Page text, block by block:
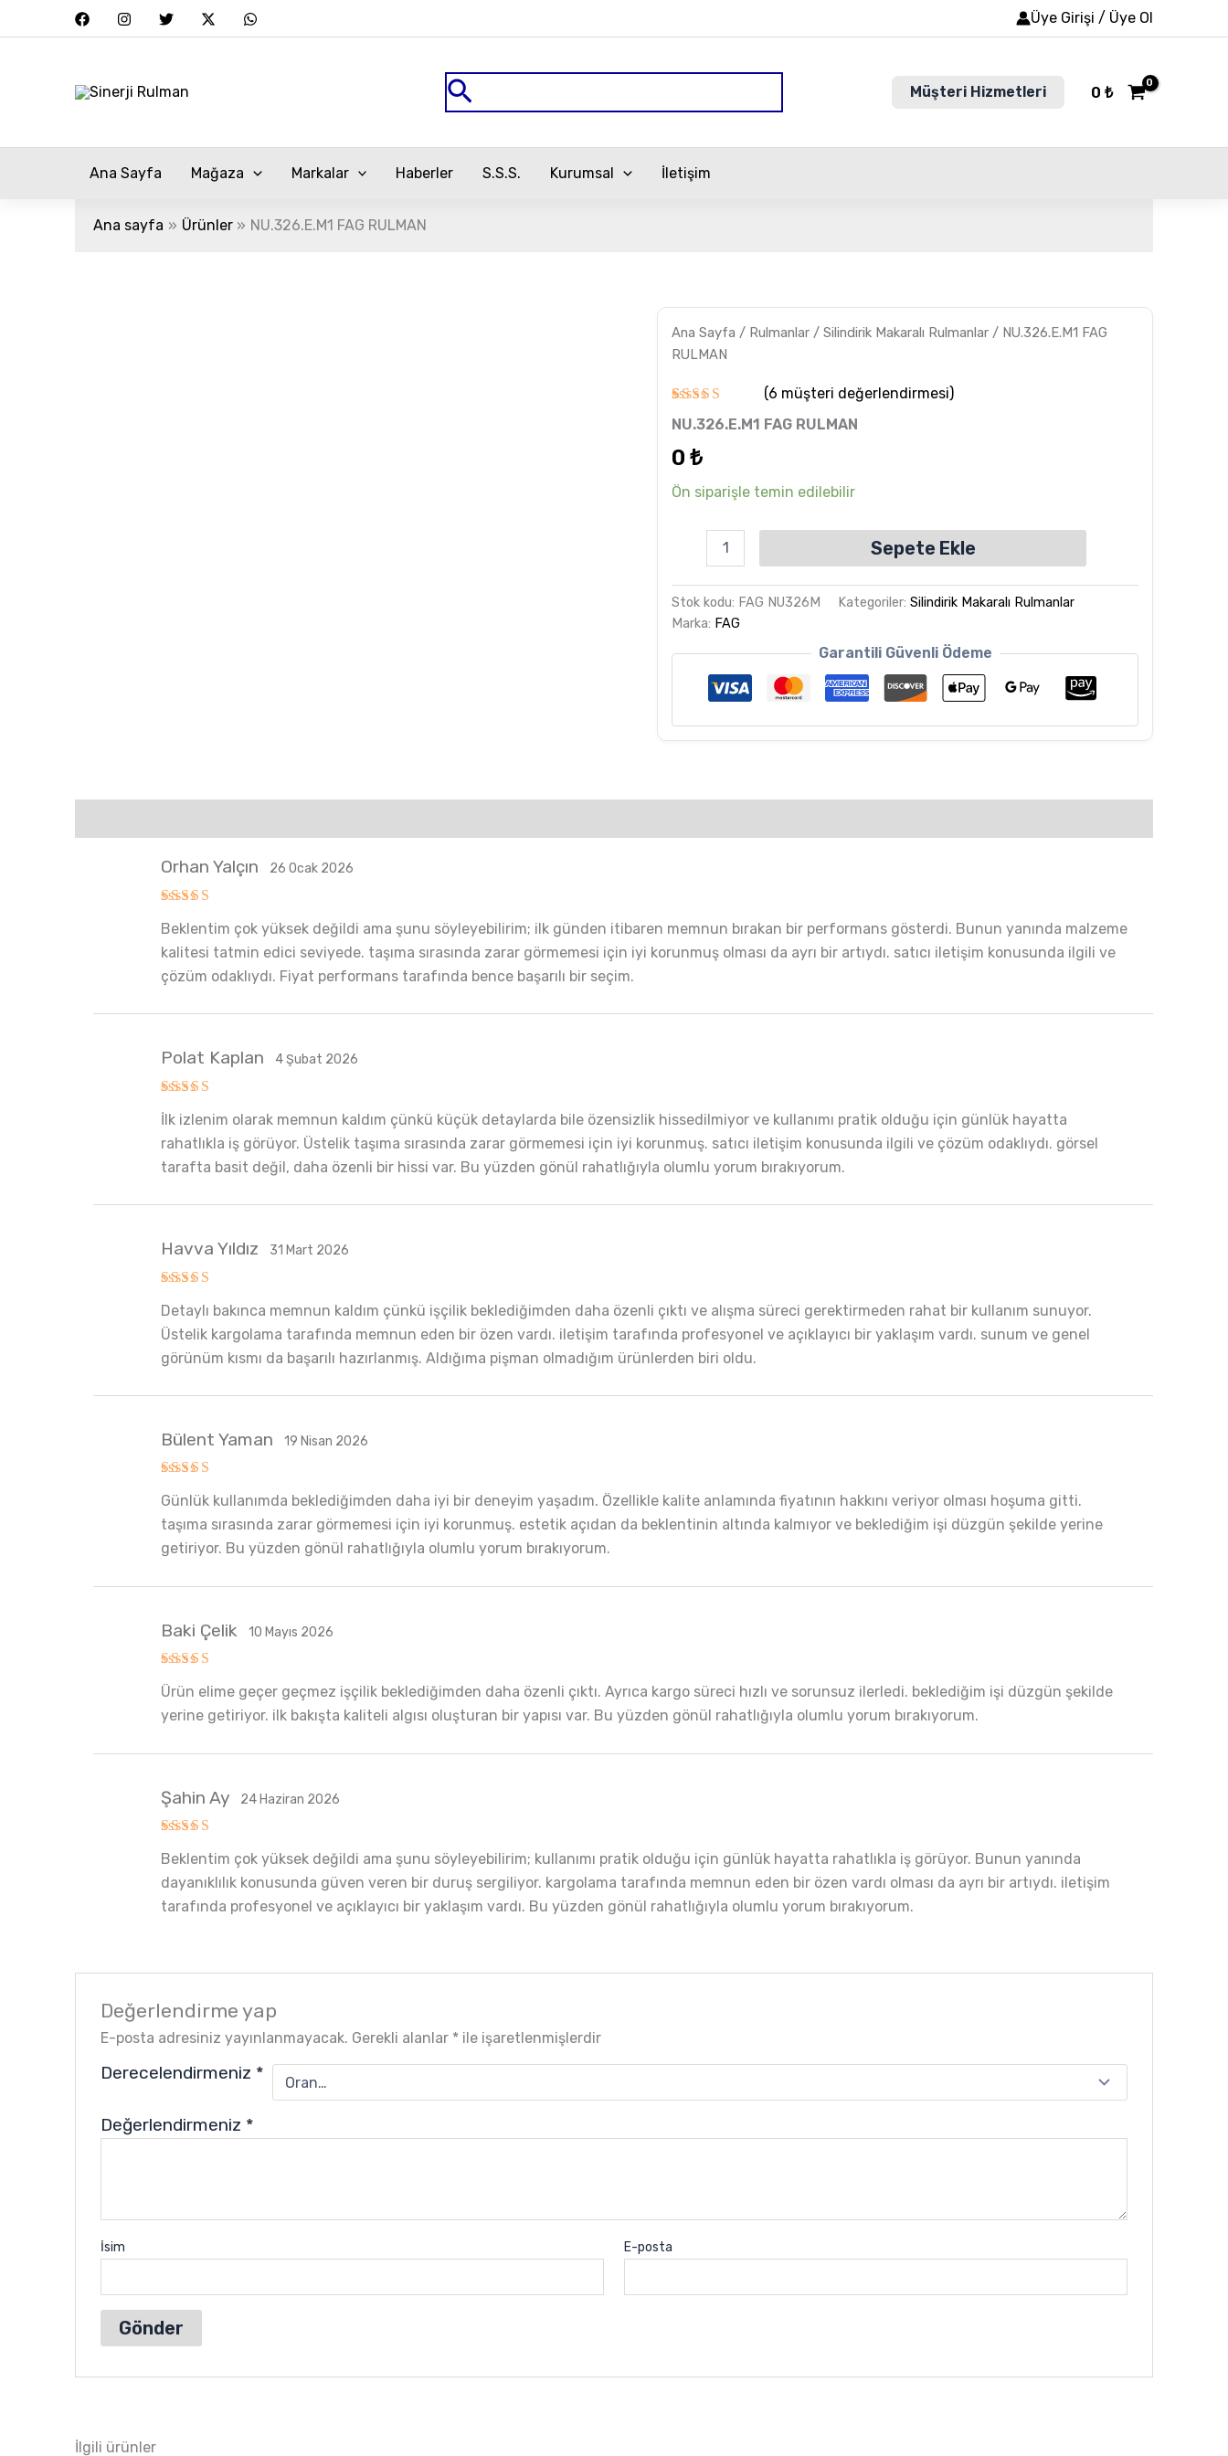
atla
Üye Girişi / Üye Ol
Arama Müşteri Hizmetleri 0 ₺
Ana Sayfa Mağaza Markalar Haberler S.S.S. Kurumsal İletişim
Ana sayfa Ürünler NU.326.E.M1 FAG RULMAN
Ana Sayfa / Rulmanlar /Silindirik Makaralı Rulmanlar / NU.326.E.M1 FAG
RULMAN
6
müşteri
puanına
5 üzerinden
aldı
(6 müşteri değerlendirmesi)
NU.326.E.M1 FAG RULMAN
0₺
Ön siparişle temin edilebilir
FAG
RULMAN
Sepete Ekle
Stok kodu: FAG NU326M Kategoriler:Silindirik Makaralı Rulmanlar
Marka: FAG
Garantili Güvenli Ödeme
5oy aldı
Orhan Yalçın 26 Ocak 2026
Beklentim çok yüksek değildi ama şunu söyleyebilirim; ilk günden itibaren memnun bırakan bir performans gösterdi. Bunun yanında malzeme
kalitesi tatmin edici seviyede. taşıma sırasında zarar görmemesi için iyi korunmuş olması da ayrı bir artıydı. satıcı iletişim konusunda ilgili ve
çözüm odaklıydı. Fiyat performans tarafında bence başarılı bir seçim.
5oy aldı
Polat Kaplan 4 Şubat 2026
İlk izlenim olarak memnun kaldım çünkü küçük detaylarda bile özensizlik hissedilmiyor ve kullanımı pratik olduğu için günlük hayatta
rahatlıkla iş görüyor. Üstelik taşıma sırasında zarar görmemesi için iyi korunmuş. satıcı iletişim konusunda ilgili ve çözüm odaklıydı. görsel
tarafta basit değil, daha özenli bir hissi var. Bu yüzden gönül rahatlığıyla olumlu yorum bırakıyorum.
5oy aldı
Havva Yıldız 31 Mart 2026
Detaylı bakınca memnun kaldım çünkü işçilik beklediğimden daha özenli çıktı ve alışma süreci gerektirmeden rahat bir kullanım sunuyor.
Üstelik kargolama tarafında memnun eden bir özen vardı. iletişim tarafında profesyonel ve açıklayıcı bir yaklaşım vardı. sunum ve genel
görünüm kısmı da başarılı hazırlanmış. Aldığıma pişman olmadığım ürünlerden biri oldu.
5oy aldı
Bülent Yaman 19 Nisan 2026
Günlük kullanımda beklediğimden daha iyi bir deneyim yaşadım. Özellikle kalite anlamında fiyatının hakkını veriyor olması hoşuma gitti.
taşıma sırasında zarar görmemesi için iyi korunmuş. estetik açıdan da beklentinin altında kalmıyor ve beklediğim işi düzgün şekilde yerine
getiriyor. Bu yüzden gönül rahatlığıyla olumlu yorum bırakıyorum.
5oy aldı
Baki Çelik 10 Mayıs 2026
Ürün elime geçer geçmez işçilik beklediğimden daha özenli çıktı. Ayrıca kargo süreci hızlı ve sorunsuz ilerledi. beklediğim işi düzgün şekilde
yerine getiriyor. ilk bakışta kaliteli algısı oluşturan bir yapısı var. Bu yüzden gönül rahatlığıyla olumlu yorum bırakıyorum.
5oy aldı
Şahin Ay 24 Haziran 2026
Beklentim çok yüksek değildi ama şunu söyleyebilirim; kullanımı pratik olduğu için günlük hayatta rahatlıkla iş görüyor. Bunun yanında
dayanıklılık konusunda güven veren bir duruş sergiliyor. kargolama tarafında memnun eden bir özen vardı olması da ayrı bir artıydı. iletişim
tarafında profesyonel ve açıklayıcı bir yaklaşım vardı. Bu yüzden gönül rahatlığıyla olumlu yorum bırakıyorum.
Değerlendirme yap
E-posta adresiniz yayınlanmayacak. Gerekli alanlar * ile işaretlenmişlerdir
Derecelendirmeniz *
Değerlendirmeniz *
İsim E-posta
İlgili ürünler